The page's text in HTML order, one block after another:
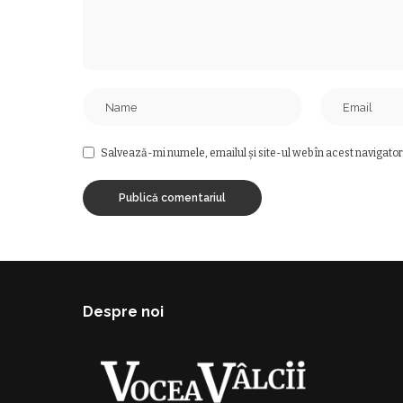
Salvează-mi numele, emailul și site-ul web în acest
Despre noi